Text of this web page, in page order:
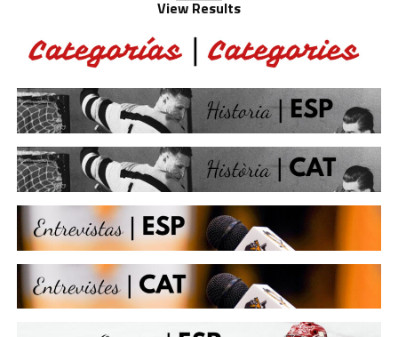
View Results